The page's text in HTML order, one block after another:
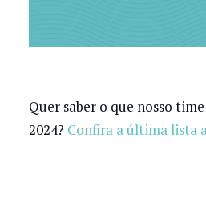
Quer saber o que nosso
2024? Confira a última lista